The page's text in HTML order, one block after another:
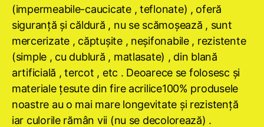
(impermeabile-caucicate , teflonate) , oferă
siguranţă şi căldură , nu se scămoşează , sunt
mercerizate , căptuşite , neşifonabile , rezistente
(simple , cu dublură , matlasate) , din blană
artificială , tercot , etc . Deoarece se folosesc şi
materiale ţesute din fire acrilice100% produsele
noastre au o mai mare longevitate şi rezistenţă
iar culorile rămân vii (nu se decolorează) .